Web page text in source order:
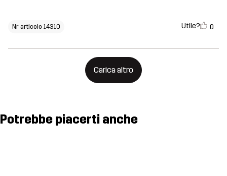
Nr articolo 14310 Utile? 0
Carica altro
Potrebbe piacerti anche